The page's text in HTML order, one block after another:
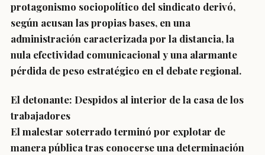
protagonismo sociopolítico del sindicato derivó,
según acusan las propias bases, en una
administración caracterizada por la distancia, la
nula efectividad comunicacional y una alarmante
pérdida de peso estratégico en el debate regional.
El detonante: Despidos al interior de la casa de los
trabajadores
El malestar soterrado terminó por explotar de
manera pública tras conocerse una determinación